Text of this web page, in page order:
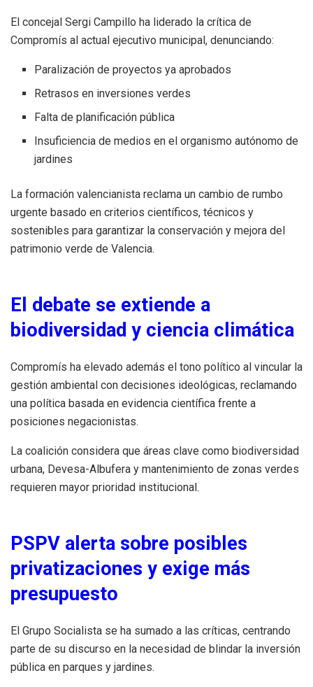
El concejal Sergi Campillo ha liderado la crítica de
Compromís al actual ejecutivo municipal, denunciando:
Paralización de proyectos ya aprobados
Retrasos en inversiones verdes
Falta de planificación pública
Insuficiencia de medios en el organismo autónomo de
jardines
La formación valencianista reclama un cambio de rumbo
urgente basado en criterios científicos, técnicos y
sostenibles para garantizar la conservación y mejora del
patrimonio verde de Valencia.
El debate se extiende a
biodiversidad y ciencia climática
Compromís ha elevado además el tono político al vincular la
gestión ambiental con decisiones ideológicas, reclamando
una política basada en evidencia científica frente a
posiciones negacionistas.
La coalición considera que áreas clave como biodiversidad
urbana, Devesa-Albufera y mantenimiento de zonas verdes
requieren mayor prioridad institucional.
PSPV alerta sobre posibles
privatizaciones y exige más
presupuesto
El Grupo Socialista se ha sumado a las críticas, centrando
parte de su discurso en la necesidad de blindar la inversión
pública en parques y jardines.